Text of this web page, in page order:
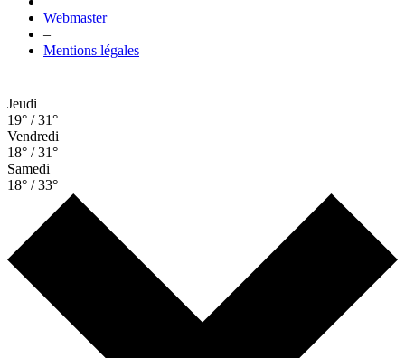
Webmaster
–
Mentions légales
Jeudi
19° / 31°
Vendredi
18° / 31°
Samedi
18° / 33°